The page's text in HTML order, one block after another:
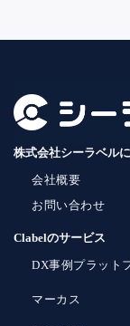
株式会社シーラベル
会社概要
お問い合わせ
Clabelのサービス
DX事例プラット
マーカス